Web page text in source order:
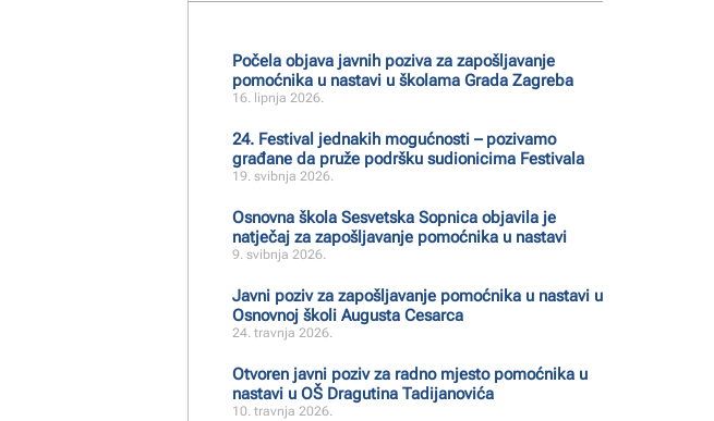
Počela objava javnih poziva za zapošljavanje
pomoćnika u nastavi u školama Grada Zagreba
16. lipnja 2026.
24. Festival jednakih mogućnosti – pozivamo
građane da pruže podršku sudionicima Festivala
19. svibnja 2026.
Osnovna škola Sesvetska Sopnica objavila je
natječaj za zapošljavanje pomoćnika u nastavi
9. svibnja 2026.
Javni poziv za zapošljavanje pomoćnika u nastavi u
Osnovnoj školi Augusta Cesarca
24. travnja 2026.
Otvoren javni poziv za radno mjesto pomoćnika u
nastavi u OŠ Dragutina Tadijanovića
10. travnja 2026.